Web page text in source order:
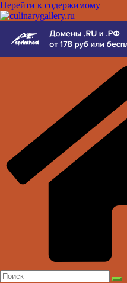
Перейти к содержимому